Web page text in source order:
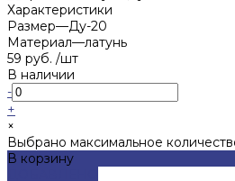
Характеристики
Размер—Ду-20
Материал—латунь
59 руб. /шт
В наличии
-
+
×
Выбрано максимальное
В корзину